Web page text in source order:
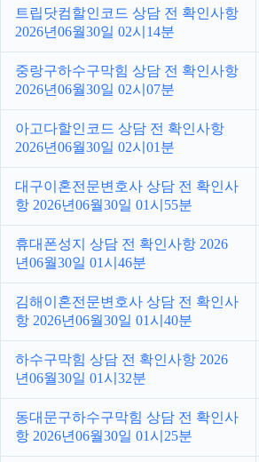
트립닷컴할인코드 상담 전 확인사항
2026년06월30일 02시14분
중랑구하수구막힘 상담 전 확인사항
2026년06월30일 02시07분
아고다할인코드 상담 전 확인사항
2026년06월30일 02시01분
대구이혼전문변호사 상담 전 확인사
항 2026년06월30일 01시55분
휴대폰성지 상담 전 확인사항 2026
년06월30일 01시46분
김해이혼전문변호사 상담 전 확인사
항 2026년06월30일 01시40분
하수구막힘 상담 전 확인사항 2026
년06월30일 01시32분
동대문구하수구막힘 상담 전 확인사
항 2026년06월30일 01시25분